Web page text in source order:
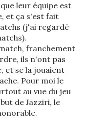
leur équipe est
et ça s'est fait
(j'ai regardé
franchement
ils n'ont pas
et se la jouaient
Pour moi le
au vue du jeu
de Jazziri, le